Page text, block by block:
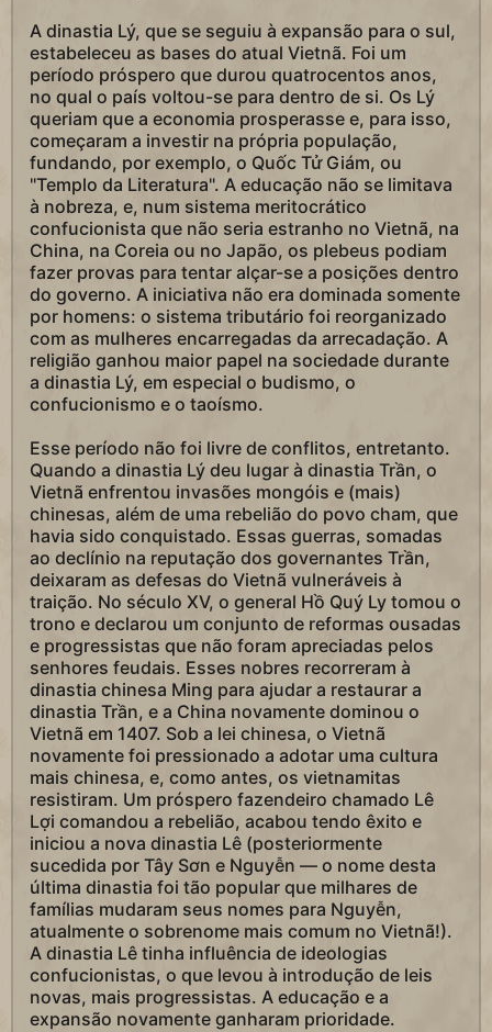
A dinastia Lý, que se seguiu à expansão para o sul,
estabeleceu as bases do atual Vietnã. Foi um
período próspero que durou quatrocentos anos,
no qual o país voltou-se para dentro de si. Os Lý
queriam que a economia prosperasse e, para isso,
começaram a investir na própria população,
fundando, por exemplo, o Quốc Tử Giám, ou
"Templo da Literatura". A educação não se limitava
à nobreza, e, num sistema meritocrático
confucionista que não seria estranho no Vietnã, na
China, na Coreia ou no Japão, os plebeus podiam
fazer provas para tentar alçar-se a posições dentro
do governo. A iniciativa não era dominada somente
por homens: o sistema tributário foi reorganizado
com as mulheres encarregadas da arrecadação. A
religião ganhou maior papel na sociedade durante
a dinastia Lý, em especial o budismo, o
confucionismo e o taoísmo.
Esse período não foi livre de conflitos, entretanto.
Quando a dinastia Lý deu lugar à dinastia Trần, o
Vietnã enfrentou invasões mongóis e (mais)
chinesas, além de uma rebelião do povo cham, que
havia sido conquistado. Essas guerras, somadas
ao declínio na reputação dos governantes Trần,
deixaram as defesas do Vietnã vulneráveis à
traição. No século XV, o general Hồ Quý Ly tomou o
trono e declarou um conjunto de reformas ousadas
e progressistas que não foram apreciadas pelos
senhores feudais. Esses nobres recorreram à
dinastia chinesa Ming para ajudar a restaurar a
dinastia Trần, e a China novamente dominou o
Vietnã em 1407. Sob a lei chinesa, o Vietnã
novamente foi pressionado a adotar uma cultura
mais chinesa, e, como antes, os vietnamitas
resistiram. Um próspero fazendeiro chamado Lê
Lợi comandou a rebelião, acabou tendo êxito e
iniciou a nova dinastia Lê (posteriormente
sucedida por Tây Sơn e Nguyễn — o nome desta
última dinastia foi tão popular que milhares de
famílias mudaram seus nomes para Nguyễn,
atualmente o sobrenome mais comum no Vietnã!).
A dinastia Lê tinha influência de ideologias
confucionistas, o que levou à introdução de leis
novas, mais progressistas. A educação e a
expansão novamente ganharam prioridade.